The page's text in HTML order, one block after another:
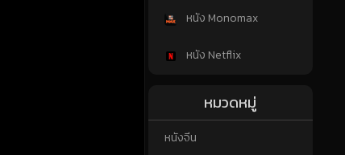
หนัง Monomax
หนัง Netflix
หมวดหมู่
หนังจีน